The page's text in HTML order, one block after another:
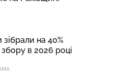
зібрали на 40%
в 2026 році